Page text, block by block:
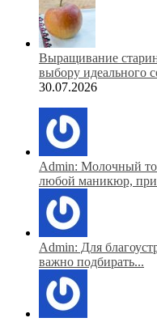
Выращивание
выбору идеального
30.07.2026
Admin: Молочный
любой маникюр,
Admin: Для
важно подбирать...